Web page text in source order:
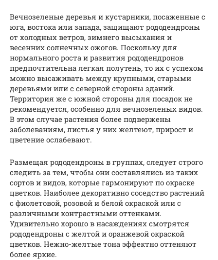
Вечнозеленые деревья и кустарники, посаженные с
юга, востока или запада, защищают рододендроны
от холодных ветров, зимнего высыхания и
весенних солнечных ожогов. Поскольку для
нормального роста и развития рододендронов
предпочтительна легкая полутень, то их с успехом
можно высаживать между крупными, старыми
деревьями или с северной стороны зданий.
Территория же с южной стороны для посадок не
рекомендуется, особенно для вечнозеленых видов.
В этом случае растения более подвержены
заболеваниям, листья у них желтеют, прирост и
цветение ослабевают.
Размещая рододендроны в группах, следует строго
следить за тем, чтобы они составлялись из таких
сортов и видов, которые гармонируют по окраске
цветков. Наиболее декоративно соседство растений
с фиолетовой, розовой и белой окраской или с
различными контрастными оттенками.
Удивительно хорошо в насаждениях смотрятся
рододендроны с желтой и оранжевой окраской
цветков. Нежно-желтые тона эффектно оттеняют
более яркие.